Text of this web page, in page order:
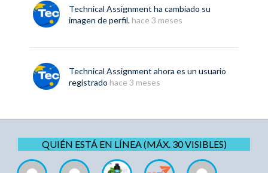
Technical Assignment ha cambiado su
imagen de perfil. hace 3 meses
Technical Assignment ahora es un usuario
registrado hace 3 meses
QUIÉN ESTÁ EN LÍNEA (MÁX. 30 VISIBLES)